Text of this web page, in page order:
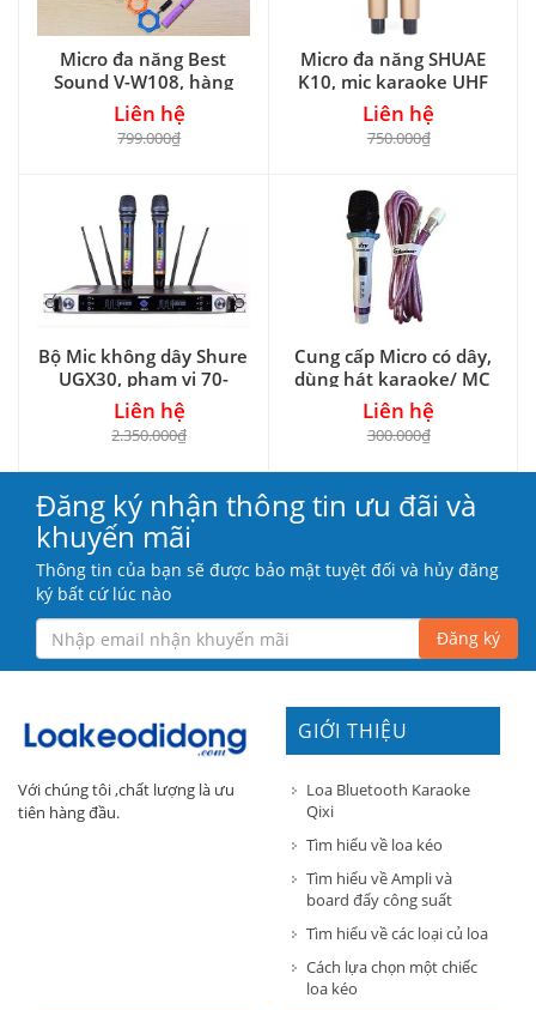
Micro đa năng Best
Sound V-W108, hàng
nhập khẩu
Liên hệ
799.000₫
Micro đa năng SHUAE
K10, mic karaoke UHF
Liên hệ
750.000₫
Bộ Mic không dây Shure
UGX30, phạm vi 70-
100m
Liên hệ
2.350.000₫
Cung cấp Micro có dây,
dùng hát karaoke/ MC
Liên hệ
300.000₫
Đăng ký nhận thông tin ưu đãi và
khuyến mãi
Thông tin của bạn sẽ được bảo mật tuyệt đối và hủy đăng
ký bất cứ lúc nào
Đăng ký
Với chúng tôi ,chất lượng là ưu
tiên hàng đầu.
GIỚI THIỆU
Loa Bluetooth Karaoke
Qixi
Tìm hiểu về loa kéo
Tìm hiểu về Ampli và
board đẩy công suất
Tìm hiểu về các loại củ loa
Cách lựa chọn một chiếc
loa kéo